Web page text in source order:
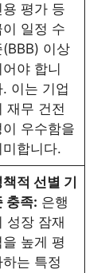
용 평가 등
이 일정 수
(BBB) 이상
어야 합니
. 이는 기업
재무 건전
이 우수함을
미합니다.
책적 선별 기
충족: 은행
성장 잠재
을 높게 평
하는 특정